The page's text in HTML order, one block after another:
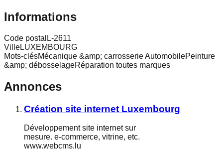
Informations
Code postal L-2611
VilleLUXEMBOURG
Mots-clésMécanique &amp; carrosserie AutomobilePeinture
&amp; débosselageRéparation toutes marques
Annonces
Création site internet Luxembourg
Développement site internet sur
mesure. e-commerce, vitrine, etc.
www.webcms.lu